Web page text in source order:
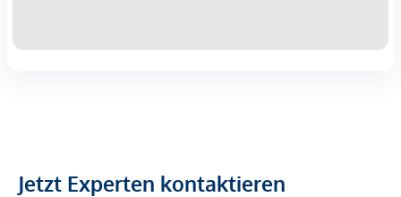
Jetzt Experten kontaktieren